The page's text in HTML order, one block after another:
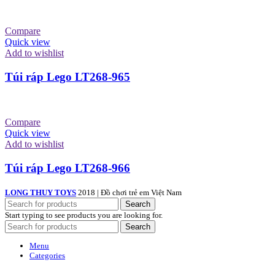
Compare
Quick view
Add to wishlist
Túi ráp Lego LT268-965
Compare
Quick view
Add to wishlist
Túi ráp Lego LT268-966
LONG THUY TOYS 2018 | Đồ chơi trẻ em Việt Nam
Search
Start typing to see products you are looking for.
Search
Menu
Categories